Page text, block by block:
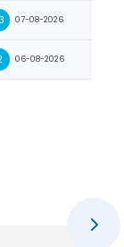
07-08-2026
06-08-2026